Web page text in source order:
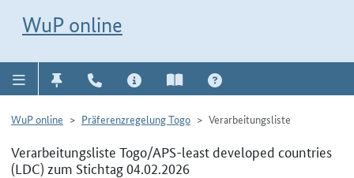
WuP online
WuP online Präferenzregelung Togo Verarbeitungsliste
Verarbeitungsliste Togo/APS-least developed countries
(LDC) zum Stichtag 04.02.2026